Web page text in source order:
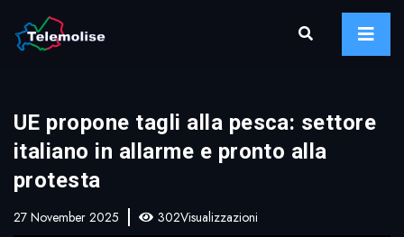
UE propone tagli alla pesca: settore
italiano in allarme e pronto alla
protesta
27 November 2025 302Visualizzazioni